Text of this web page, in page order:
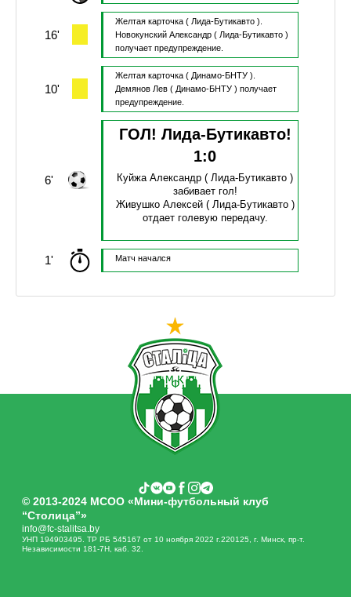
16'
Желтая карточка ( Лида-Бутикавто ).
Новокунский Александр( Лида-Бутикавто )
получает предупреждение.
10'
Желтая карточка ( Динамо-БНТУ ).
Демянов Лев( Динамо-БНТУ ) получает
предупреждение.
6'
ГОЛ! Лида-Бутикавто!
1:0
Куйжа Александр ( Лида-Бутикавто )
забивает гол!
Живушко Алексей( Лида-Бутикавто )
отдает голевую передачу.
1' Матч начался
© 2013-2024 МСОО «Мини-футбольный клуб
“Столица”»
info@fc-stalitsa.by
УНП 194903495. ТР РБ 545167 от 10 ноября 2022 г.220125, г. Минск, пр-т.
Независимости 181-7Н, каб. 32.